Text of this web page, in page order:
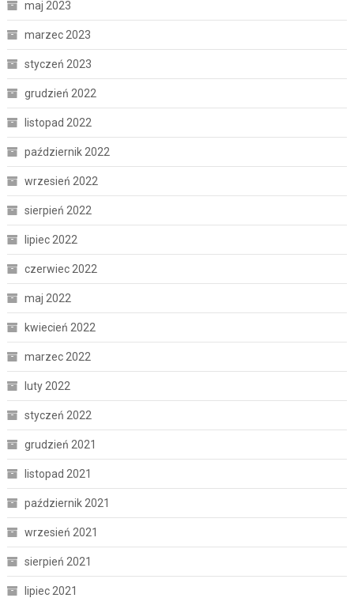
maj 2023
marzec 2023
styczeń 2023
grudzień 2022
listopad 2022
październik 2022
wrzesień 2022
sierpień 2022
lipiec 2022
czerwiec 2022
maj 2022
kwiecień 2022
marzec 2022
luty 2022
styczeń 2022
grudzień 2021
listopad 2021
październik 2021
wrzesień 2021
sierpień 2021
lipiec 2021